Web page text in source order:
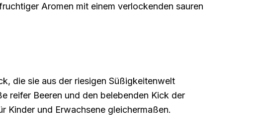
Aromen mit einem verlockenden sauren
die sie aus der riesigen Süßigkeitenwelt
reifer Beeren und den belebenden Kick der
Kinder und Erwachsene gleichermaßen.